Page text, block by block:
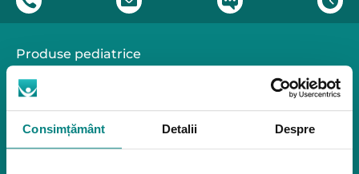
Consimțământ Detalii Despre
Produse pediatrice
Mobilitate
Reabilitare
Pozitionare
Igiena
Mostre